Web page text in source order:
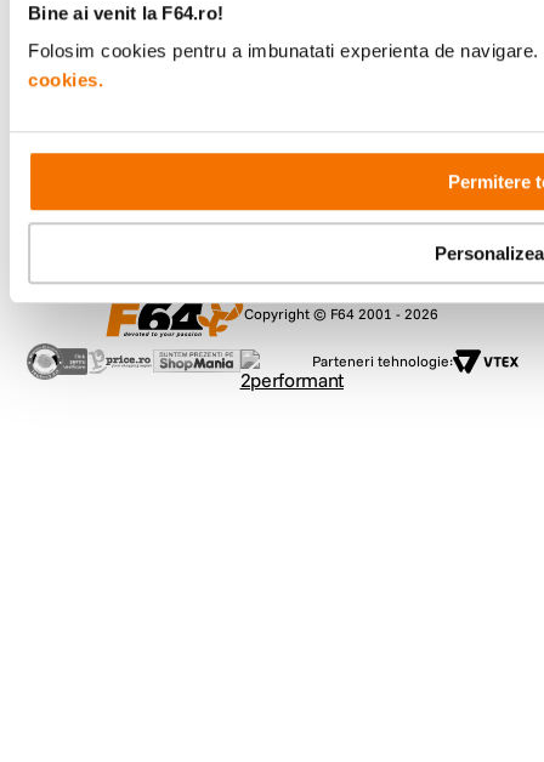
Bine ai venit la F64.ro!
Folosim cookies pentru a imbunatati experienta de
cookies.
Permitere
Comenzi si suport
+40 21 270 0050
Program de lucru
09:00 - 21:00
Bd-ul Unirii 64, Bucuresti
Copyright © F64 2001 - 2026
Parteneri tehnologie: